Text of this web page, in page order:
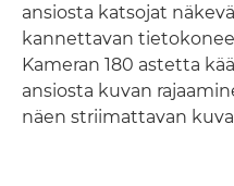
ansiosta katsojat
kannettavan
Kameran 180 astetta
ansiosta kuvan
näen striimattavan